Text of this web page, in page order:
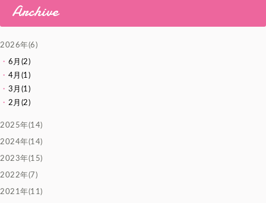
Archive
2026年(6)
6月(2)
4月(1)
3月(1)
2月(2)
2025年(14)
2024年(14)
2023年(15)
2022年(7)
2021年(11)